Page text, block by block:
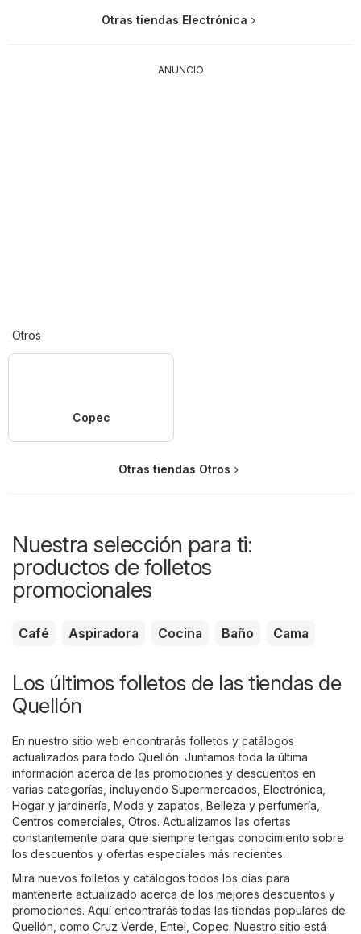
Otras tiendas Electrónica
ANUNCIO
Otros
Copec
Otras tiendas Otros
Nuestra selección para ti:
productos de folletos
promocionales
Café Aspiradora Cocina Baño Cama
Los últimos folletos de las tiendas de
Quellón
En nuestro sitio web encontrarás folletos y catálogos
actualizados para todo Quellón. Juntamos toda la última
información acerca de las promociones y descuentos en
varias categorías, incluyendo Supermercados Electrónica
Hogar y jardinería Moda y zapatos Belleza y perfumería
Centros comerciales Otros. Actualizamos las ofertas
constantemente para que siempre tengas conocimiento sobre
los descuentos y ofertas especiales más recientes.
Mira nuevos folletos y catálogos todos los días para
mantenerte actualizado acerca de los mejores descuentos y
promociones. Aquí encontrarás todas las tiendas populares de
Quellón, como Cruz Verde Entel Copec. Nuestro sitio está